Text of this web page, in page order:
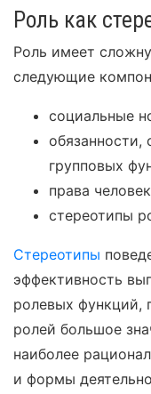
Роль как
Роль имеет
следующие
социальные
обязанности,
групповых
права
стереотипы
Стереотипы
эффективность
ролевых функций,
ролей большое
наиболее
и формы